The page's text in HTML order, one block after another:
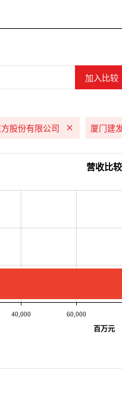
股份有限公司 厦门建
40,000 60,000
百万元
营收比较